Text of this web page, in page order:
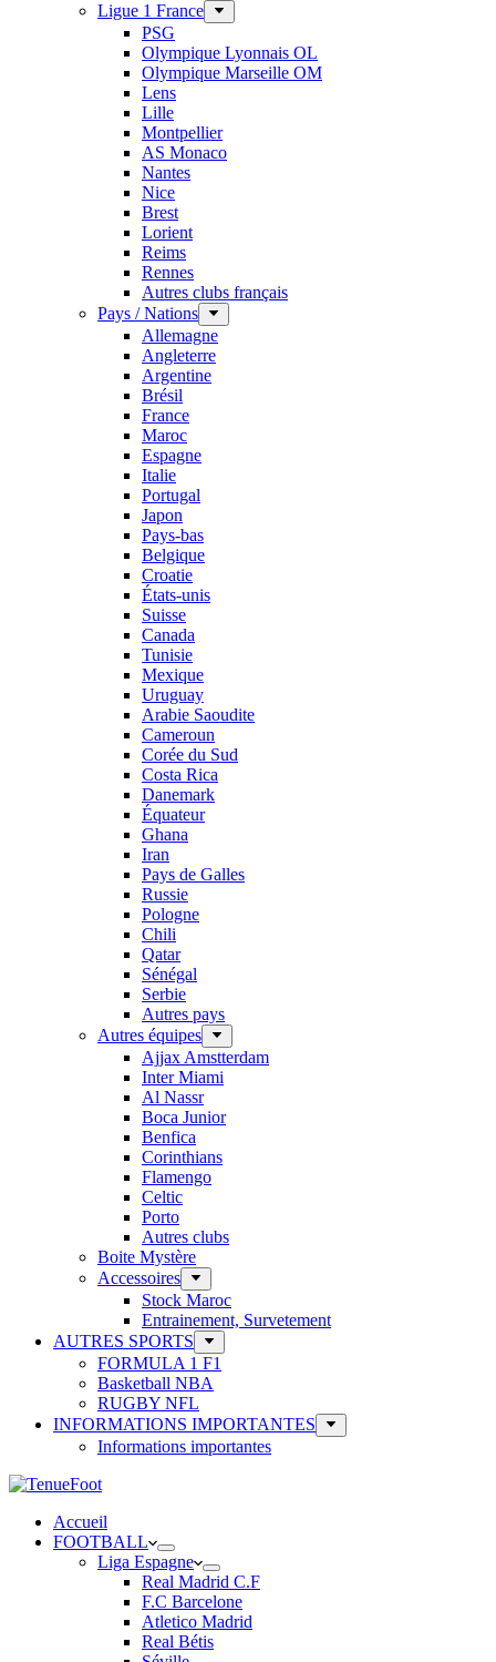
Ligue 1 France
PSG
Olympique Lyonnais OL
Olympique Marseille OM
Lens
Lille
Montpellier
AS Monaco
Nantes
Nice
Brest
Lorient
Reims
Rennes
Autres clubs français
Pays / Nations
Allemagne
Angleterre
Argentine
Brésil
France
Maroc
Espagne
Italie
Portugal
Japon
Pays-bas
Belgique
Croatie
États-unis
Suisse
Canada
Tunisie
Mexique
Uruguay
Arabie Saoudite
Cameroun
Corée du Sud
Costa Rica
Danemark
Équateur
Ghana
Iran
Pays de Galles
Russie
Pologne
Chili
Qatar
Sénégal
Serbie
Autres pays
Autres équipes
Ajjax Amstterdam
Inter Miami
Al Nassr
Boca Junior
Benfica
Corinthians
Flamengo
Celtic
Porto
Autres clubs
Boite Mystère
Accessoires
Stock Maroc
Entrainement, Survetement
AUTRES SPORTS
FORMULA 1 F1
Basketball NBA
RUGBY NFL
INFORMATIONS IMPORTANTES
Informations importantes
Accueil
FOOTBALL
Liga Espagne
Real Madrid C.F
F.C Barcelone
Atletico Madrid
Real Bétis